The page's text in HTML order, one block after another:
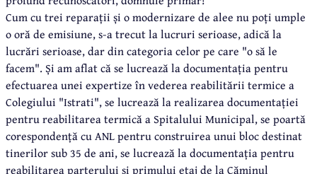
Cum cu trei reparații și o modernizare de alee nu poți umple
o oră de emisiune, s-a trecut la lucruri serioase, adică la
lucrări serioase, dar din categoria celor pe care "o să le
facem". Și am aflat că se lucrează la documentația pentru
efectuarea unei expertize în vederea reabilitării termice a
Colegiului "Istrati", se lucrează la realizarea documentației
pentru reabilitarea termică a Spitalului Municipal, se poartă
corespondență cu ANL pentru construirea unui bloc destinat
tinerilor sub 35 de ani, se lucrează la documentația pentru
reabilitarea parterului și primului etaj de la Căminul